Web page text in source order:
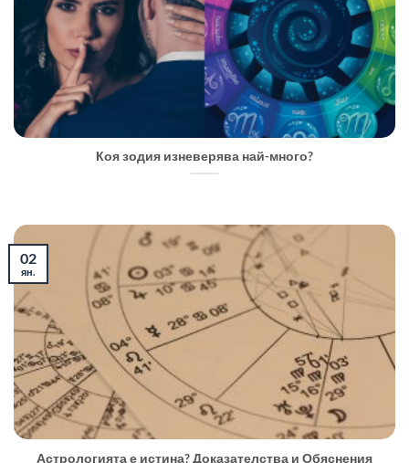
Коя зодия изневерява най-много?
Астрологията е истина? Доказателства и Обяснения
02
ян.